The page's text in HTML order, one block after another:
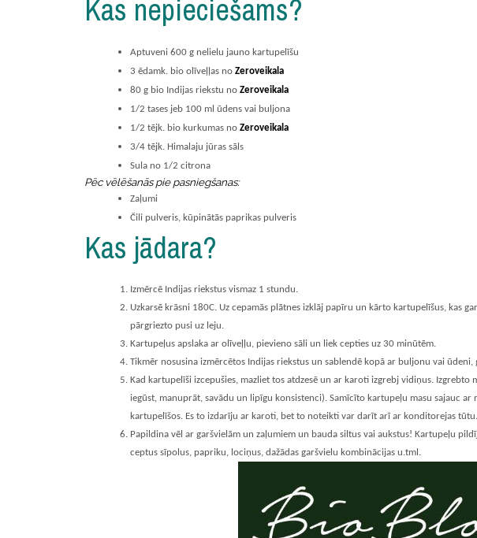
Kas nepieciešams?
Aptuveni 600 g nelielu jauno kartupelīšu
3 ēdamk. bio olīveļļas no Zeroveikala
80 g bio Indijas riekstu no Zeroveikala
1/2 tases jeb 100 ml ūdens vai buljona
1/2 tējk. bio kurkumas no Zeroveikala
3/4 tējk. Himalaju jūras sāls
Sula no 1/2 citrona
Pēc vēlēšanās pie pasniegšanas:
Zaļumi
Čili pulveris, kūpinātās paprikas pulveris
Kas jādara?
Izmērcē Indijas riekstus vismaz 1 stundu.
Uzkarsē krāsni 180C. Uz cepamās plātnes izklāj papīru un kārto kartupelīšus, kas
pārgriezto pusi uz leju.
Kartupeļus apslaka ar olīveļļu, pievieno sāli un liek cepties uz 30 minūtēm.
Tikmēr nosusina izmērcētos Indijas riekstus un sablendē kopā ar buljonu vai
Kad kartupelīši izcepušies, mazliet tos atdzesē un ar karoti izgrebj vidiņus. Izgrebto
iegūst, manuprāt, savādu un lipīgu konsistenci). Samīcīto kartupeļu masu sajauc
kartupelīšos. Es to izdarīju ar karoti, bet to noteikti var darīt arī ar konditorejas tūtu.
Papildina vēl ar garšvielām un zaļumiem un bauda siltus vai aukstus! Kartupeļu
ceptus sīpolus, papriku, lociņus, dažādas garšvielu kombinācijas u.tml.